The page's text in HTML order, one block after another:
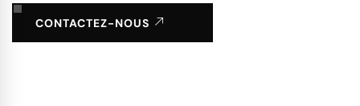
CONTACTEZ-NOUS